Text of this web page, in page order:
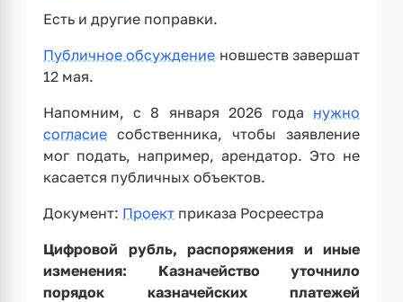
Есть и другие поправки.
Публичное обсуждение новшеств завершат
12 мая.
Напомним, с 8 января 2026 года нужно
согласие собственника, чтобы заявление
мог подать, например, арендатор. Это не
касается публичных объектов.
Документ: Проект приказа Росреестра
Цифровой рубль, распоряжения и иные
изменения: Казначейство уточнило
порядок казначейских платежей